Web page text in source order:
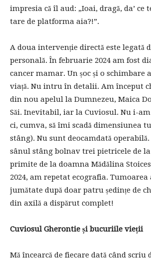
impresia că îl aud: „Ioai, dragă, da’ ce
tare de platforma aia?!”.
A doua intervenție directă este legată
personală. În februarie 2024 am fost
cancer mamar. Un șoc și o schimbare
viață. Nu intru în detalii. Am început
din nou apelul la Dumnezeu, Maica
Săi. Inevitabil, iar la Cuviosul. Nu i-
ci, cumva, să îmi scadă dimensiunea
stâng). Nu sunt deocamdată
sânul stâng bolnav trei pietricele de
primite de la doamna Mădălina
2024, am repetat ecografia. Tumoarea
jumătate după doar patru ședințe de
din axilă a dispărut complet!
Cuviosul Gherontie și bucuriile vieții
Mă încearcă de fiecare dată când